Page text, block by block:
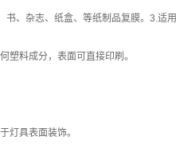
、杂志、纸盒、等纸制品复膜。3.适用
料成分，表面可直接印刷。
灯具表面装饰。